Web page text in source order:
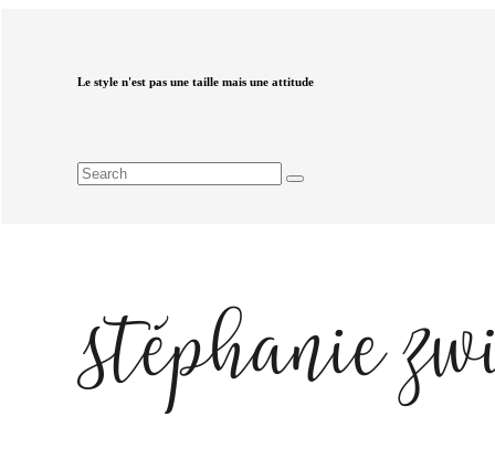
Le style n'est pas une taille mais une attitude